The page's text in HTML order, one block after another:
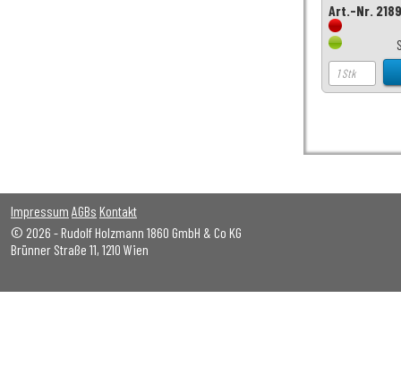
Art.-Nr.
Impressum AGBs Kontakt
© 2026 - Rudolf Holzmann 1860 GmbH & Co KG
Brünner Straße 11, 1210 Wien